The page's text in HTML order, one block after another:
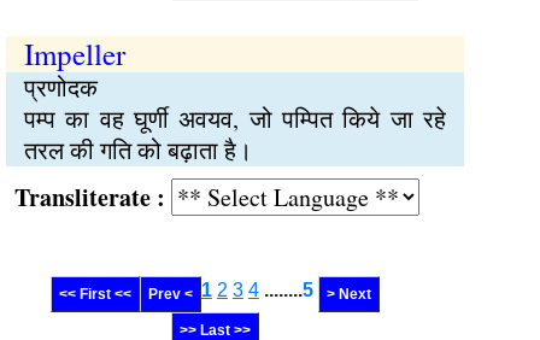
Impeller
प्रणोदक
पम्प का वह घूर्णी अवयव, जो पम्पित किये जा रहे
तरल की गति को बढ़ाता है।
:
<< First << Prev < 1 2 3 4 ........5 > Next
>> Last >>